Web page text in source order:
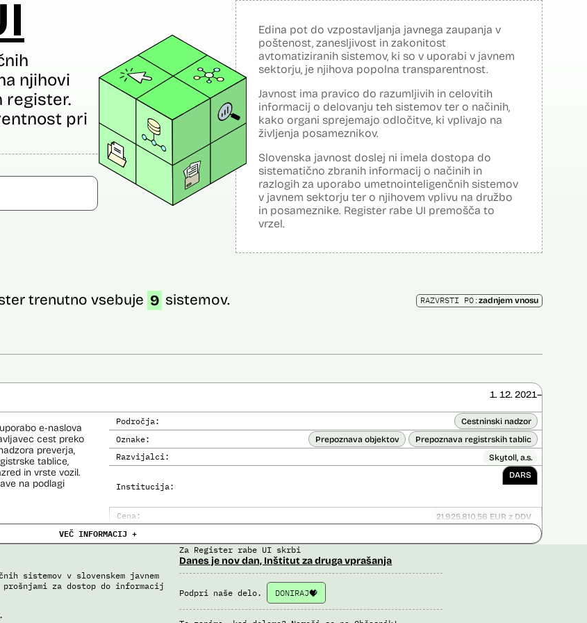
njihovi
register.
pri
Edina pot do vzpostavljanja javnega zaupanja v
poštenost, zanesljivost in zakonitost
avtomatiziranih sistemov, ki so v uporabi v javnem
sektorju, je njihova popolna transparentnost.
Javnost ima pravico do razumljivih in celovitih
informacij o delovanju teh sistemov ter o načinih,
kako organi sprejemajo odločitve, ki vplivajo na
življenja posameznikov.
Slovenska javnost doslej ni imela dostopa do
sistematično zbranih informacij o načinih in
razlogih za uporabo umetnointeligenčnih sistemov
v javnem sektorju ter o njihovem vplivu na družbo
in posameznike. Register rabe UI premošča to
vrzel.
trenutno vsebuje 9 sistemov. RAZVRSTI PO:zadnjem vnosu
1. 12. 2021–
Področja: Cestninski nadzor
Oznake: Prepoznava objektov Prepoznava registrskih tablic
Razvijalci: Skytoll, a.s.
Institucija:
DARS
Cena: 21.925.810,56 EUR z DDV
Analiza učinka na človekove pravice opravljena:
Analiza učinka na osebne podatke opravljena:
e-naslova
cest preko
preverja,
tablice,
in vrste vozil.
na podlagi
VEČ INFORMACIJ +
sistemov v slovenskem javnem
za dostop do informacij
Za Register rabe UI skrbi
Danes je nov dan, Inštitut za druga vprašanja
Podpri naše delo. DONIRAJ